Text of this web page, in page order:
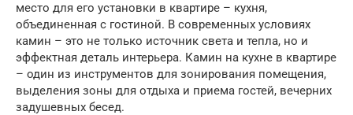
место для его установки в квартире – кухня,
объединенная с гостиной. В современных условиях
камин – это не только источник света и тепла, но и
эффектная деталь интерьера. Камин на кухне в квартире
– один из инструментов для зонирования помещения,
выделения зоны для отдыха и приема гостей, вечерних
задушевных бесед.